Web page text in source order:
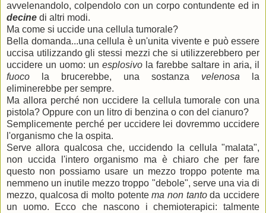
avvelenandolo, colpendolo con un corpo contundente ed in
decine di altri modi.
Ma come si uccide una cellula tumorale?
Bella domanda...una cellula è un'unita vivente e può essere
uccisa utilizzando gli stessi mezzi che si utilizzerebbero per
uccidere un uomo: un esplosivo la farebbe saltare in aria, il
fuoco
la brucerebbe, una sostanza velenosa
la
eliminerebbe per sempre.
Ma allora perché non uccidere la cellula tumorale con una
pistola? Oppure con un litro di benzina o con del cianuro?
Semplicemente perché per uccidere lei dovremmo uccidere
l'organismo che la ospita.
Serve allora qualcosa che, uccidendo la cellula "malata",
non uccida l'intero organismo ma è chiaro che per fare
questo non possiamo usare un mezzo troppo potente ma
nemmeno un inutile mezzo troppo "debole", serve una via di
mezzo, qualcosa di molto potentema non tantoda uccidere
un uomo. Ecco che nascono i chemioterapici: talmente